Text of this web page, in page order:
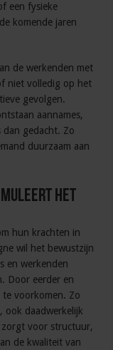
een fysieke
komende jaren
de werkenden met
niet volledig op het
gevolgen.
aannames,
dan gedacht. Zo
duurzaam aan
het
hun krachten in
wil het bewustzijn
en werkenden
Door eerder en
voorkomen. Zo
ook daadwerkelijk
zorgt voor structuur,
de kwaliteit van